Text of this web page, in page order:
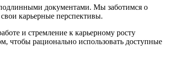
документами. Мы заботимся о
карьерные перспективы.
и стремление к карьерному росту
чтобы рационально использовать доступные